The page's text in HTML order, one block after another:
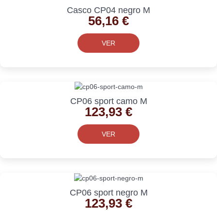
Casco CP04 negro M
56,16 €
VER
CP06 sport camo M
123,93 €
VER
CP06 sport negro M
123,93 €